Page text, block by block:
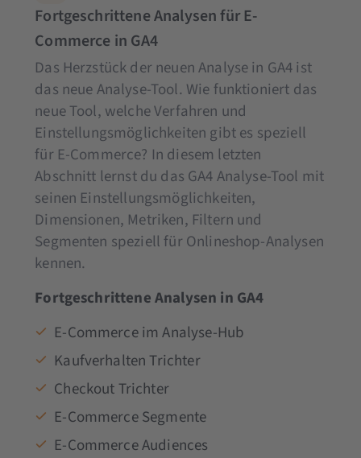
Fortgeschrittene Analysen für E-
Commerce in GA4
Das Herzstück der neuen Analyse in GA4 ist
das neue Analyse-Tool. Wie funktioniert das
neue Tool, welche Verfahren und
Einstellungsmöglichkeiten gibt es speziell
für E-Commerce? In diesem letzten
Abschnitt lernst du das GA4 Analyse-Tool mit
seinen Einstellungsmöglichkeiten,
Dimensionen, Metriken, Filtern und
Segmenten speziell für Onlineshop-Analysen
kennen.
Fortgeschrittene Analysen in GA4
E-Commerce im Analyse-Hub
Kaufverhalten Trichter
Checkout Trichter
E-Commerce Segmente
E-Commerce Audiences